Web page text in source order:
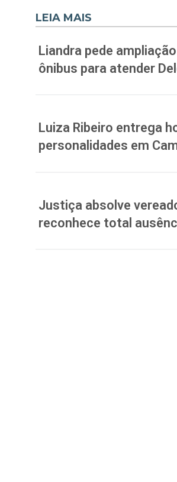
LEIA MAIS
Liandra pede
ônibus para atender
Luiza Ribeiro entrega
personalidades em
Justiça absolve
reconhece total